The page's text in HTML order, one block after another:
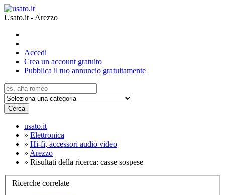
Usato.it - Arezzo
Accedi
Crea un account gratuito
Pubblica il tuo annuncio gratuitamente
Cerca
usato.it
» Elettronica
» Hi-fi, accessori audio video
» Arezzo
» Risultati della ricerca: casse sospese
Ricerche correlate